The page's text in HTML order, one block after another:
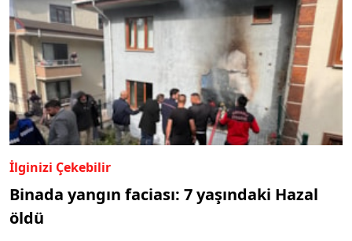
İlginizi Çekebilir
Binada yangın faciası: 7 yaşındaki Hazal
öldü